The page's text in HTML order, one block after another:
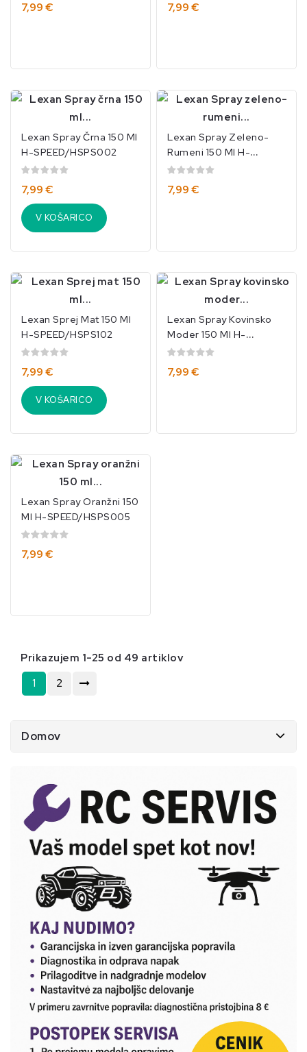
7,99 € 7,99 €
Lexan Spray Črna 150 Ml
H-SPEED/HSPS002
7,99 €
V KOŠARICO
Lexan Spray Zeleno-
Rumeni 150 Ml H-
SPEED/HSPS021
7,99 €
Lexan Sprej Mat 150 Ml
H-SPEED/HSPS102
7,99 €
V KOŠARICO
Lexan Spray Kovinsko
Moder 150 Ml H-
SPEED/HSPEDS028
7,99 €
Lexan Spray Oranžni 150
Ml H-SPEED/HSPS005
7,99 €
Prikazujem 1-25 od 49 artiklov
1
2
Domov